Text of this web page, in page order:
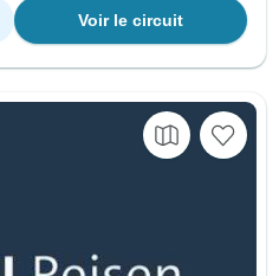
Voir le circuit